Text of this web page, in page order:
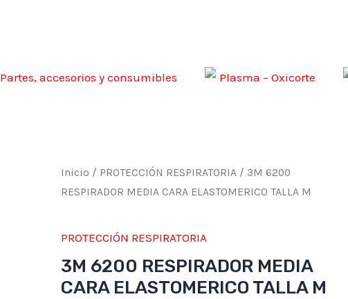
Partes, accesorios y consumibles Plasma – Oxicorte
Inicio / PROTECCIÓN RESPIRATORIA / 3M 6200
RESPIRADOR MEDIA CARA ELASTOMERICO TALLA M
PROTECCIÓN RESPIRATORIA
3M 6200 RESPIRADOR MEDIA
CARA ELASTOMERICO TALLA M
3M
6200
ELASTOMERICO
TALLA